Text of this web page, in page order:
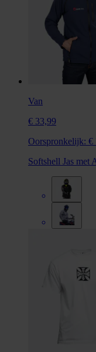
Van
€ 33,99
Oorspronkelijk: €
Softshell Jas met